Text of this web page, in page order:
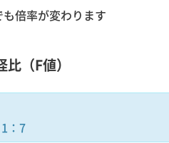
倍率が変わります
（F値）
：7